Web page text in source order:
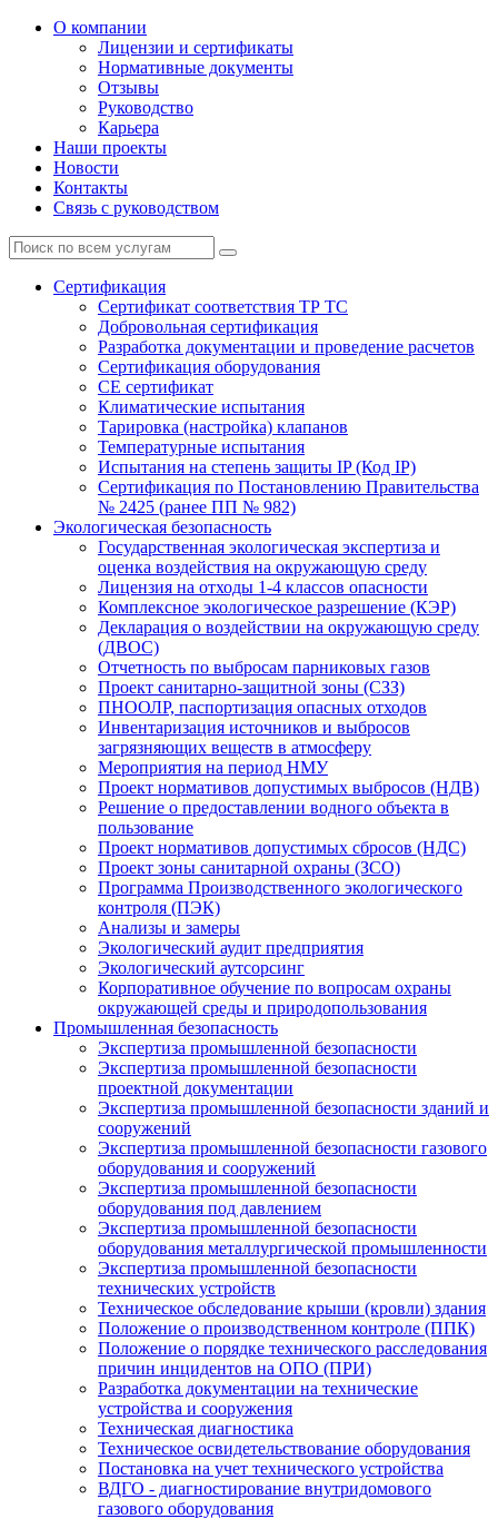
О компании
Лицензии и сертификаты
Нормативные документы
Отзывы
Руководство
Карьера
Наши проекты
Новости
Контакты
Связь с руководством
Сертификация
Cертификат соответствия ТР ТС
Добровольная сертификация
Разработка документации и проведение расчетов
Сертификация оборудования
CE cертификат
Климатические испытания
Тарировка (настройка) клапанов
Температурные испытания
Испытания на степень защиты IP (Код IP)
Сертификация по Постановлению Правительства
№ 2425 (ранее ПП № 982)
Экологическая безопасность
Государственная экологическая экспертиза и
оценка воздействия на окружающую среду
Лицензия на отходы 1-4 классов опасности
Комплексное экологическое разрешение (КЭР)
Декларация о воздействии на окружающую среду
(ДВОС)
Отчетность по выбросам парниковых газов
Проект санитарно-защитной зоны (СЗЗ)
ПНООЛР, паспортизация опасных отходов
Инвентаризация источников и выбросов
загрязняющих веществ в атмосферу
Мероприятия на период НМУ
Проект нормативов допустимых выбросов (НДВ)
Решение о предоставлении водного объекта в
пользование
Проект нормативов допустимых сбросов (НДС)
Проект зоны санитарной охраны (ЗСО)
Программа Производственного экологического
контроля (ПЭК)
Анализы и замеры
Экологический аудит предприятия
Экологический аутсорсинг
Корпоративное обучение по вопросам охраны
окружающей среды и природопользования
Промышленная безопасность
Экспертиза промышленной безопасности
Экспертиза промышленной безопасности
проектной документации
Экспертиза промышленной безопасности зданий и
сооружений
Экспертиза промышленной безопасности газового
оборудования и сооружений
Экспертиза промышленной безопасности
оборудования под давлением
Экспертиза промышленной безопасности
оборудования металлургической промышленности
Экспертиза промышленной безопасности
технических устройств
Техническое обследование крыши (кровли) здания
Положение о производственном контроле (ППК)
Положение о порядке технического расследования
причин инцидентов на ОПО (ПРИ)
Разработка документации на технические
устройства и сооружения
Техническая диагностика
Техническое освидетельствование оборудования
Постановка на учет технического устройства
ВДГО - диагностирование внутридомового
газового оборудования